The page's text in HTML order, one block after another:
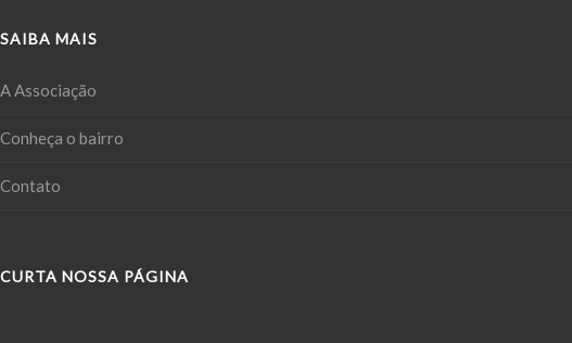
SAIBA MAIS
A Associação
Conheça o bairro
Contato
CURTA NOSSA PÁGINA